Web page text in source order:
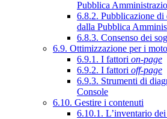
Pubblica
6.8.2. Pubblicazione
dalla Pubblica
6.8.3. Consenso dei
6.9. Ottimizzazione per i
6.9.1. I fattori on-page
6.9.2. I fattori off-page
6.9.3. Strumenti di
Console
6.10. Gestire i contenuti
6.10.1. L’inventario